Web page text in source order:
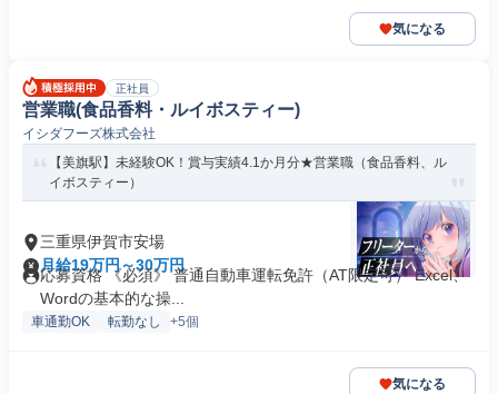
気になる
正社員
営業職(食品香料・ルイボスティー)
イシダフーズ株式会社
【美旗駅】未経験OK！賞与実績4.1か月分★営業職（食品香料、ル
イボスティー）
三重県伊賀市安場
月給19万円～30万円
応募資格 《必須》 普通自動車運転免許（AT限定可） Excel、
Wordの基本的な操...
車通勤OK 転勤なし +5個
気になる